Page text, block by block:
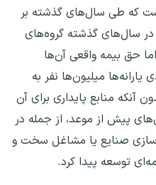
که طی سال‌های گذشته بر
سال‌های گذشته گروه‌های
حق بیمه واقعی آن‌ها
میلیون‌ها نفر به
آنکه منابع پایداری برای آن
پیش از موعد، از جمله در
و نوسازی صنایع یا مشاغل سخت و
توسعه پیدا کرد.